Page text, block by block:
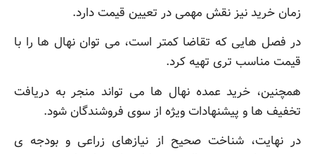
زمان خرید نیز نقش مهمی در تعیین قیمت دارد.
در فصل هایی که تقاضا کمتر است، می توان نهال ها را با
قیمت مناسب تری تهیه کرد.
همچنین، خرید عمده نهال ها می تواند منجر به دریافت
تخفیف ها و پیشنهادات ویژه از سوی فروشندگان شود.
در نهایت، شناخت صحیح از نیازهای زراعی و بودجه ی